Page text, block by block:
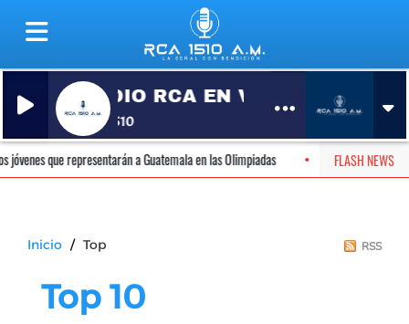
RADIO RCA EN VIVO
RCA 1510
FLASH NEWS
que representarán a Guatemala en las Olimpiadas Así puedes
Inicio Top
Top 10
RSS